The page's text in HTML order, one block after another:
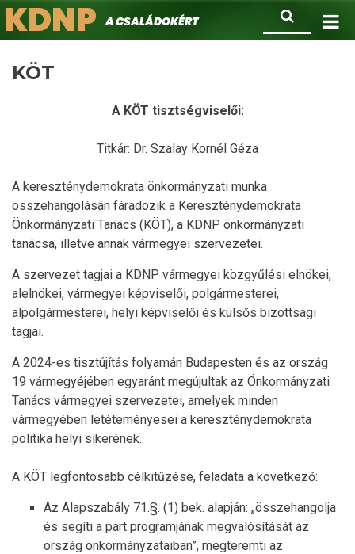
Ugrás
a
Keresés
KDNPA családokért.
KÖT
A KÖT tisztségviselői:
Titkár: Dr. Szalay Kornél Géza
A kereszténydemokrata önkormányzati munka
összehangolásán fáradozik a Kereszténydemokrata
Önkormányzati Tanács (KÖT), a KDNP önkormányzati
tanácsa, illetve annak vármegyei szervezetei.
A szervezet tagjai a KDNP vármegyei közgyűlési elnökei,
alelnökei, vármegyei képviselői, polgármesterei,
alpolgármesterei, helyi képviselői és külsős bizottsági
tagjai.
A 2024-es tisztújítás folyamán Budapesten és az ország
19 vármegyéjében egyaránt megújultak az Önkormányzati
Tanács vármegyei szervezetei, amelyek minden
vármegyében letéteményesei a kereszténydemokrata
politika helyi sikerének.
A KÖT legfontosabb célkitűzése, feladata a következő:
Az Alapszabály 71.§. (1) bek. alapján: „összehangolja
és segíti a párt programjának megvalósítását az
ország önkormányzataiban”, megteremti az